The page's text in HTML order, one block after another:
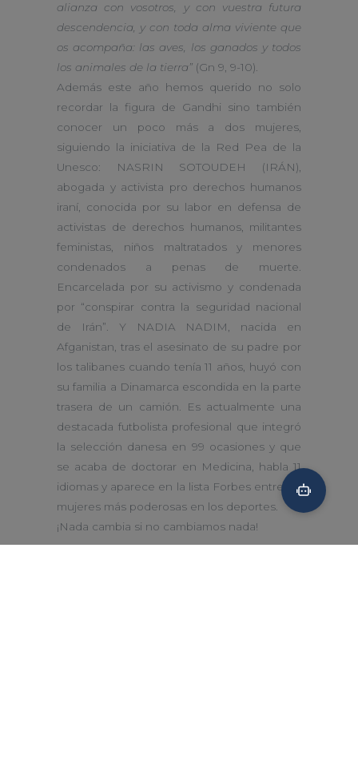
alianza con vosotros, y con vuestra futura
descendencia, y con toda alma viviente que
os acompaña: las aves, los ganados y todos
los animales de la tierra” (Gn 9, 9-10).
Además este año hemos querido no solo
recordar la figura de Gandhi sino también
conocer un poco más a dos mujeres,
siguiendo la iniciativa de la Red Pea de la
Unesco: NASRIN SOTOUDEH (IRÁN),
abogada y activista pro derechos humanos
iraní, conocida por su labor en defensa de
activistas de derechos humanos, militantes
feministas, niños maltratados y menores
condenados a penas de muerte.
Encarcelada por su activismo y condenada
por “conspirar contra la seguridad nacional
de Irán”. Y NADIA NADIM, nacida en
Afganistan, tras el asesinato de su padre por
los talibanes cuando tenía 11 años, huyó con
su familia a Dinamarca escondida en la parte
trasera de un camión. Es actualmente una
destacada futbolista profesional que integró
la selección danesa en 99 ocasiones y que
se acaba de doctorar en Medicina, habla 11
idiomas y aparece en la lista Forbes entre las
mujeres más poderosas en los deportes.
¡Nada cambia si no cambiamos nada!